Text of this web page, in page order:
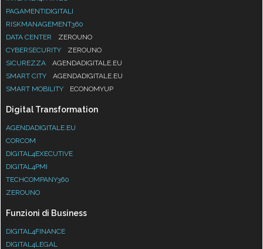
PAGAMENTIDIGITALI
RISKMANAGEMENT360
DATA CENTER
ZEROUNO
CYBERSECURITY
ZEROUNO
SICUREZZA
AGENDADIGITALE.EU
SMART CITY
AGENDADIGITALE.EU
SMART MOBILITY
ECONOMYUP
Digital Transformation
AGENDADIGITALE.EU
CORCOM
DIGITAL4EXECUTIVE
DIGITAL4PMI
TECHCOMPANY360
ZEROUNO
Funzioni di Business
DIGITAL4FINANCE
DIGITAL4LEGAL